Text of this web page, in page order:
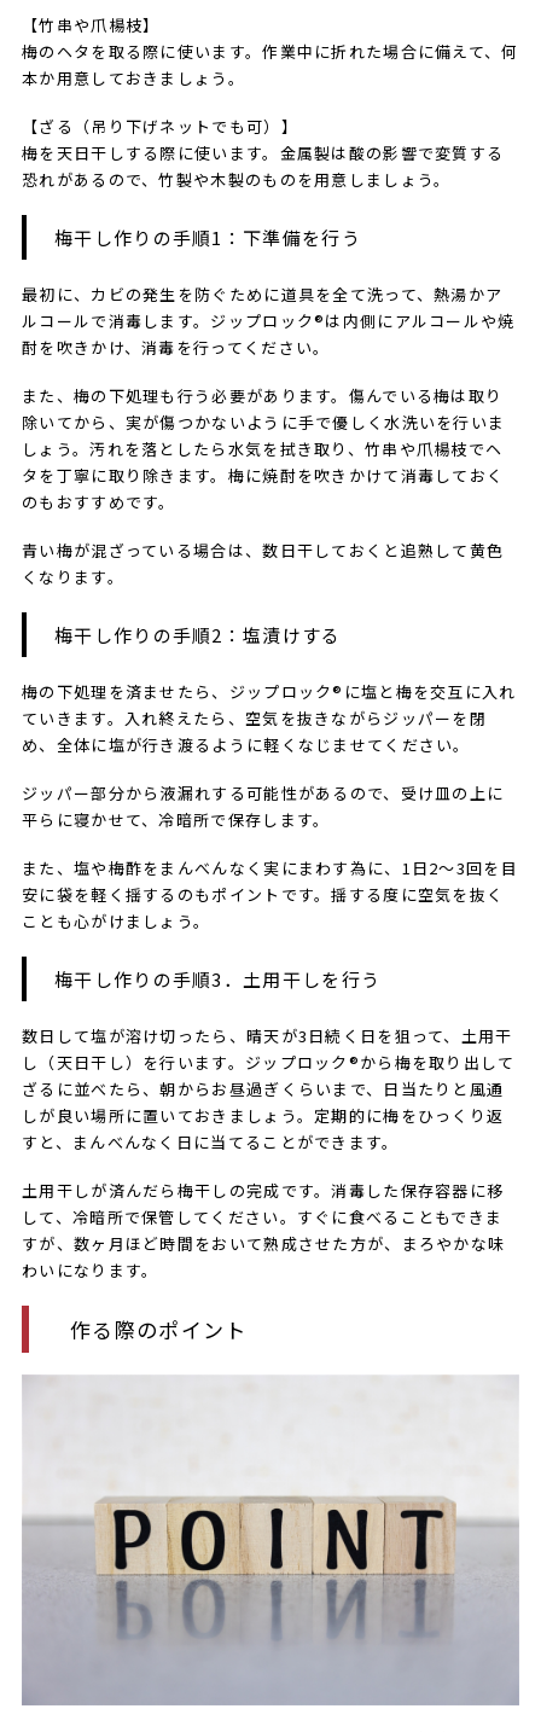
【竹串や爪楊枝】
梅のヘタを取る際に使います。作業中に折れた場合に備えて、何
本か用意しておきましょう。
【ざる（吊り下げネットでも可）】
梅を天日干しする際に使います。金属製は酸の影響で変質する
恐れがあるので、竹製や木製のものを用意しましょう。
梅干し作りの手順1：下準備を行う
最初に、カビの発生を防ぐために道具を全て洗って、熱湯かア
ルコールで消毒します。ジップロック®は内側にアルコールや焼
酎を吹きかけ、消毒を行ってください。
また、梅の下処理も行う必要があります。傷んでいる梅は取り
除いてから、実が傷つかないように手で優しく水洗いを行いま
しょう。汚れを落としたら水気を拭き取り、竹串や爪楊枝でヘ
タを丁寧に取り除きます。梅に焼酎を吹きかけて消毒しておく
のもおすすめです。
青い梅が混ざっている場合は、数日干しておくと追熟して黄色
くなります。
梅干し作りの手順2：塩漬けする
梅の下処理を済ませたら、ジップロック®に塩と梅を交互に入れ
ていきます。入れ終えたら、空気を抜きながらジッパーを閉
め、全体に塩が行き渡るように軽くなじませてください。
ジッパー部分から液漏れする可能性があるので、受け皿の上に
平らに寝かせて、冷暗所で保存します。
また、塩や梅酢をまんべんなく実にまわす為に、1日2～3回を目
安に袋を軽く揺するのもポイントです。揺する度に空気を抜く
ことも心がけましょう。
梅干し作りの手順3．土用干しを行う
数日して塩が溶け切ったら、晴天が3日続く日を狙って、土用干
し（天日干し）を行います。ジップロック®から梅を取り出して
ざるに並べたら、朝からお昼過ぎくらいまで、日当たりと風通
しが良い場所に置いておきましょう。定期的に梅をひっくり返
すと、まんべんなく日に当てることができます。
土用干しが済んだら梅干しの完成です。消毒した保存容器に移
して、冷暗所で保管してください。すぐに食べることもできま
すが、数ヶ月ほど時間をおいて熟成させた方が、まろやかな味
わいになります。
作る際のポイント